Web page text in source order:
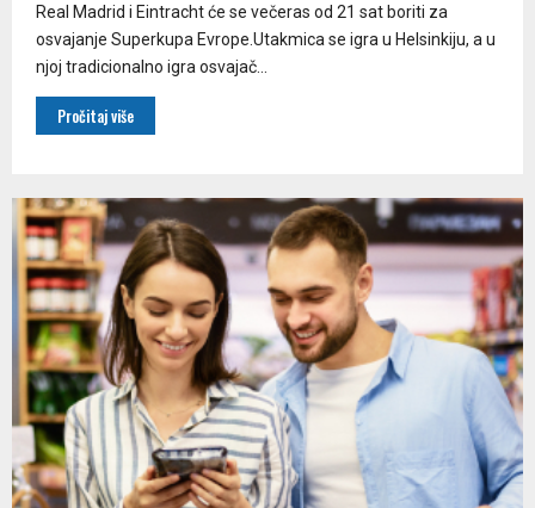
Real Madrid i Eintracht će se večeras od 21 sat boriti za
osvajanje Superkupa Evrope.Utakmica se igra u Helsinkiju, a u
njoj tradicionalno igra osvajač...
Pročitaj više